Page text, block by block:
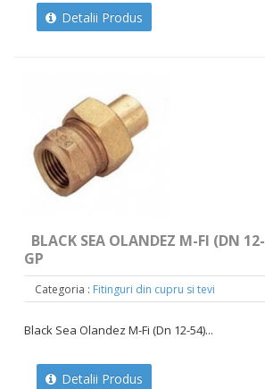
Detalii Produs
BLACK SEA OLANDEZ M-FI (DN
GP
Categoria : Fitinguri din cupru si tevi
Black Sea Olandez M-Fi (Dn 12-54)...
Detalii Produs